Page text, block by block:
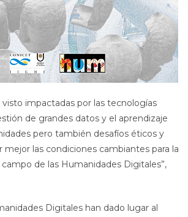
impactadas por las tecnologías
de grandes datos y el aprendizaje
pero también desafíos éticos y
las condiciones cambiantes para la
de las Humanidades Digitales”,
Digitales han dado lugar al